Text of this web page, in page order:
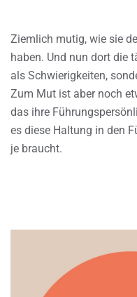
Ziemlich mutig, wie sie
haben. Und nun dort die
als Schwierigkeiten,
Zum Mut ist aber noch
das ihre
es diese Haltung in den
je braucht.